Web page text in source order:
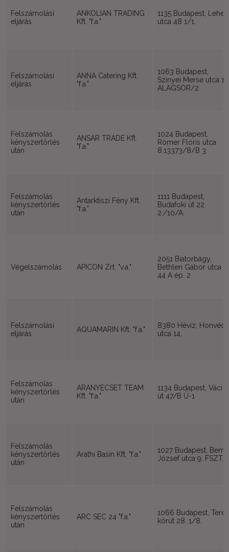
Felszámolási
eljárás
ANKOLIAN TRADING
Kft. "f.a."
1135 Budapest, Lehel
utca 48 1/1.
Felszámolási
eljárás
ANNA Catering Kft.
"f.a."
1063 Budapest,
Szinyei Merse utca 10
ALAGSOR/2
Felszámolás
kényszertörlés
után
ANSAR TRADE Kft.
"f.a."
1024 Budapest,
Rómer Flóris utca
8.13373/8/B 3
Felszámolás
kényszertörlés
után
Antarktiszi Fény Kft.
"f.a."
1111 Budapest,
Budafoki út 22.
2./10/A.
Végelszámolás APICON Zrt. "v.a."
2051 Biatorbágy,
Bethlen Gábor utca
44 A ép. 2
Felszámolási
eljárás
AQUAMARIN Kft. "f.a."
8380 Héviz, Honvéd
utca 14.
Felszámolás
kényszertörlés
után
ARANYECSET TEAM
Kft. "f.a."
1134 Budapest, Váci
út 47/B Ü-1
Felszámolás
kényszertörlés
után
Arathi Basin Kft. "f.a."
1027 Budapest, Bem
József utca 9. FSZT.
Felszámolás
kényszertörlés
után
ARC SEC 24 "f.a."
1066 Budapest,
körút 28. 1/8.